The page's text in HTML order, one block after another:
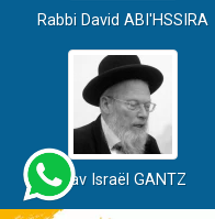
Rabbi David ABI'HSSIRA
Rav Israël GANTZ